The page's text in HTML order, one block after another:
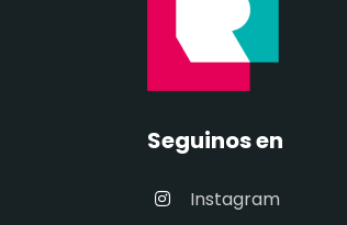
Seguinos en
Instagram